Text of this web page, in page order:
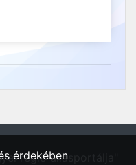
régió állásportálja"
érdekében